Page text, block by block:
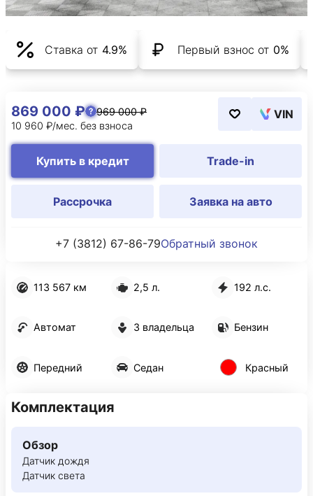
Ставка от 4.9% Первый взнос от 0%
113 567 км 2,5 л. 192 л.с.
Автомат 3 владельца Бензин
Передний Седан Красный
869 000 ₽
969 000 ₽
10 960 ₽/мес. без взноса
VIN
Купить в кредит Trade-in
Рассрочка Заявка на авто
+7 (3812) 67-86-79Обратный звонок
Комплектация
Обзор
Датчик дождя
Датчик света